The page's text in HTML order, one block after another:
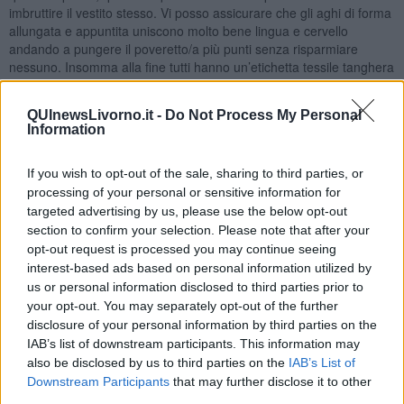
QUInewsLivorno.it - Do Not Process My Personal
Information
If you wish to opt-out of the sale, sharing to third parties, or
processing of your personal or sensitive information for
targeted advertising by us, please use the below opt-out
section to confirm your selection. Please note that after your
opt-out request is processed you may continue seeing
interest-based ads based on personal information utilized by
us or personal information disclosed to third parties prior to
your opt-out. You may separately opt-out of the further
disclosure of your personal information by third parties on the
IAB’s list of downstream participants. This information may
also be disclosed by us to third parties on the IAB’s List of
Downstream Participants that may further disclose it to other
imbruttire il vestito stesso. Vi posso assicurare che gli aghi di forma
allungata e appuntita uniscono molto bene lingua e cervello
andando a pungere il poveretto/a più punti senza risparmiare
nessuno. Insomma alla fine tutti hanno un’etichetta tessile tanghera
che contiene tutte le indicazioni rigorosamente obbligatorie di ogni
ballerino/a, strumento molto utile che contribuisce a sapere in
anteprima con chi si avrà modo di ballare.
scuole di tango conosciute grazie a grandi marchi pubblicizzati
presso il pubblico tanghero e in ognuna di queste, troviamo delle
caratteristiche specifiche di stile, di capacità, di stilisti (maestri) che
rappresentano la moda tanghera italiana dove gli allievi si
addentrano in vere e proprie sfilate pronte a rispondere alla stampa
e al marketing del mercato (essere i più invitati e considerati i più
bravi di una scuola).
Il prêt-à-porter francese,a noi tangheri, ci fa un baffo e pur
essendo un pronto moda con una tempistica di produttività
drasticamente ridotta il nostro abito esce ininterrottamente e
repentinamente da ogni sartoria milonghera alla fine della serata.
Per tranquillizzare chi si affaccia per la prima volta al nostro
universo, informo che tutti quanti mettiamo su una sartoria